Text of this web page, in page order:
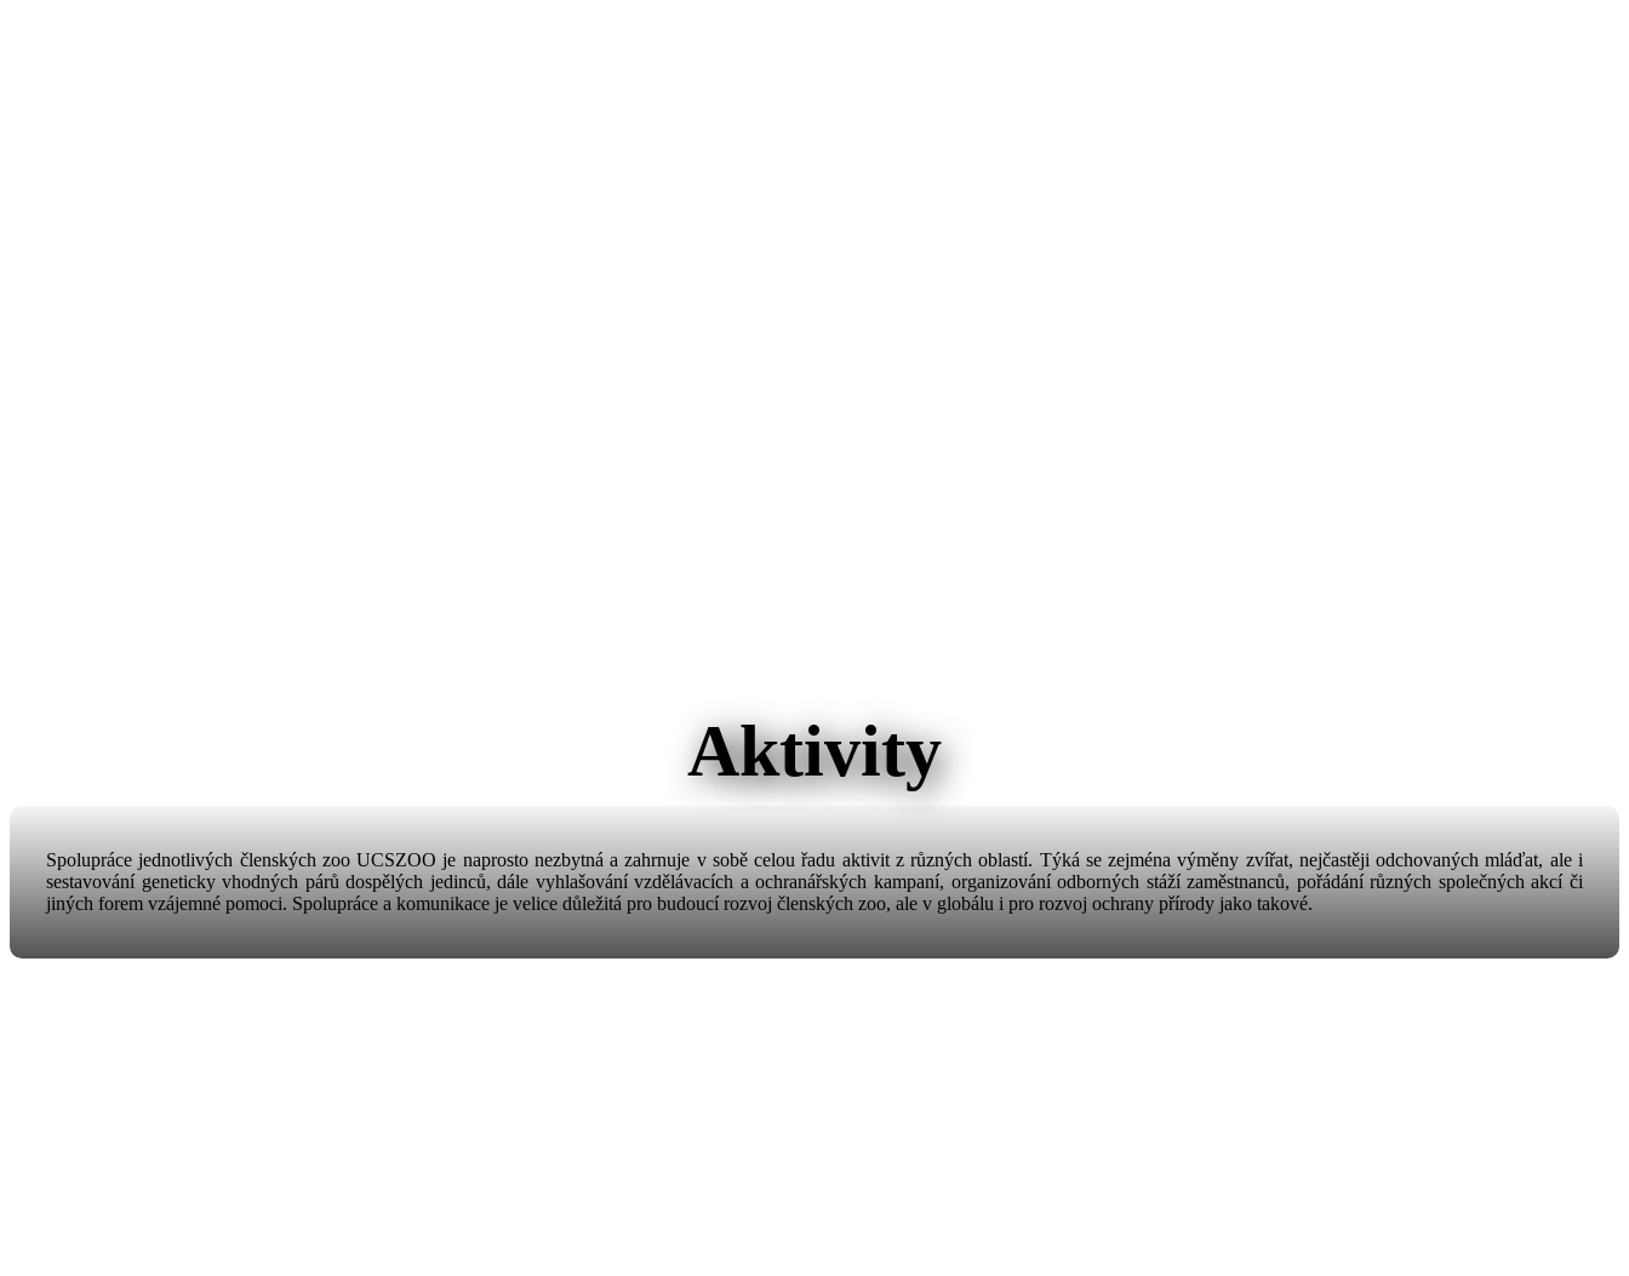
Aktivity
Spolupráce jednotlivých členských zoo UCSZOO je naprosto nezbytná a zahrnuje v sobě celou řadu aktivit z různých oblastí. Týká se zejména výměny zvířat, nejčastěji odchovaných mláďat, ale i
sestavování geneticky vhodných párů dospělých jedinců, dále vyhlašování vzdělávacích a ochranářských kampaní, organizování odborných stáží zaměstnanců, pořádání různých společných akcí či
jiných forem vzájemné pomoci. Spolupráce a komunikace je velice důležitá pro budoucí rozvoj členských zoo, ale v globálu i pro rozvoj ochrany přírody jako takové.